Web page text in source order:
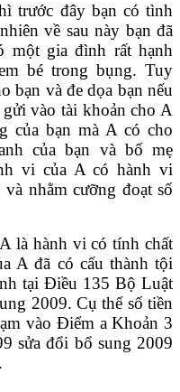
trước đây bạn có tình
về sau này bạn đã
một gia đình rất hạnh
bé trong bụng. Tuy
bạn và đe dọa bạn nếu
vào tài khoản cho A
của bạn mà A có cho
của bạn và bố mẹ
vi của A có hành vi
nhằm cưỡng đoạt số
là hành vi có tính chất
A đã có cấu thành tội
tại Điều 135 Bộ Luật
2009. Cụ thể số tiền
vào Điểm a Khoản 3
sửa đổi bổ sung 2009